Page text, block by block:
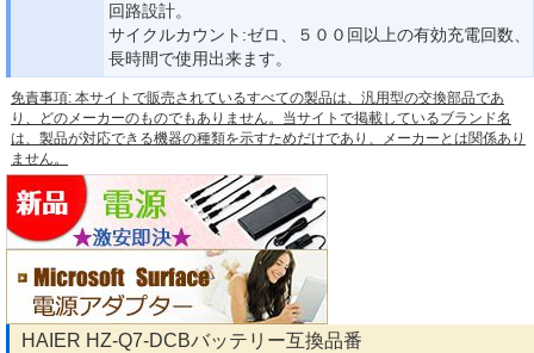
回路設計。
サイクルカウント:ゼロ、５００回以上の有効充電回数、
長時間で使用出来ます。
免責事項: 本サイトで販売されているすべての製品は、汎用型の交換部品であ
り、どのメーカーのものでもありません。当サイトで掲載しているブランド名
は、製品が対応できる機器の種類を示すためだけであり、メーカーとは関係あり
ません。
HAIER HZ-Q7-DCBバッテリー互換品番